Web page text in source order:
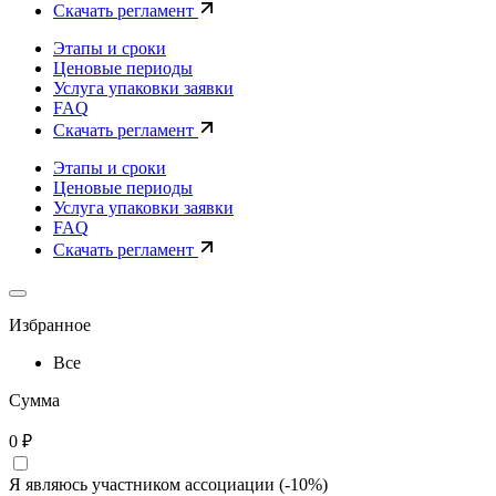
Скачать регламент
Этапы и сроки
Ценовые периоды
Услуга упаковки заявки
FAQ
Скачать регламент
Этапы и сроки
Ценовые периоды
Услуга упаковки заявки
FAQ
Скачать регламент
Избранное
Все
Сумма
0 ₽
Я являюсь участником ассоциации (-10%)